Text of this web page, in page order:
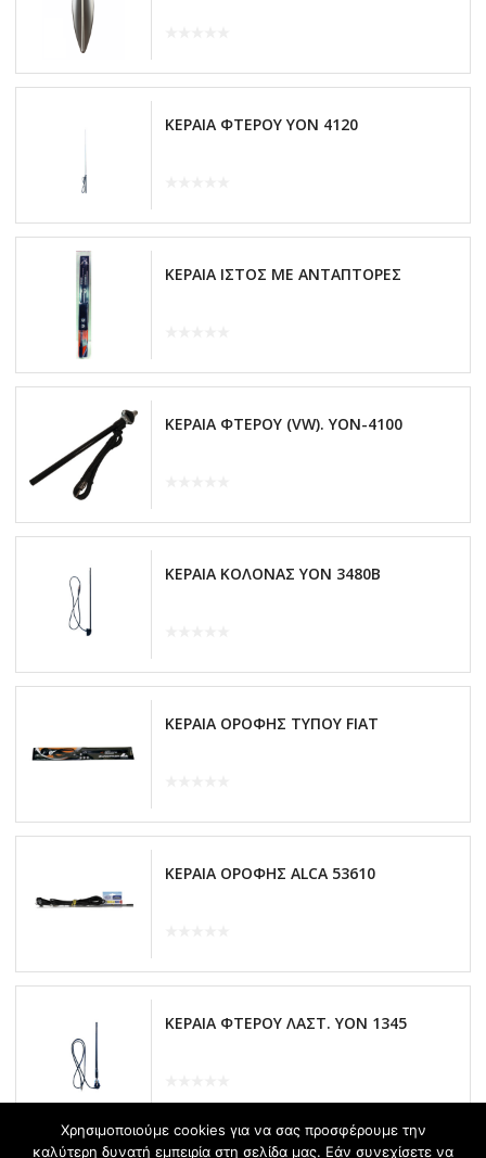
ΚΕΡΑΙΑ ΦΤΕΡΟΥ ΥΟΝ 4120
ΚΕΡΑΙΑ ΙΣΤΟΣ ΜΕ ΑΝΤΑΠΤΟΡΕΣ
ΚΕΡΑΙΑ ΦΤΕΡΟΥ (VW). YON-4100
ΚΕΡΑΙΑ ΚΟΛΟΝΑΣ ΥΟΝ 3480Β
ΚΕΡΑΙΑ ΟΡΟΦΗΣ ΤΥΠΟΥ FIAT
ΚΕΡΑΙΑ ΟΡΟΦΗΣ ALCA 53610
ΚΕΡΑΙΑ ΦΤΕΡΟΥ ΛΑΣΤ. ΥΟΝ 1345
Χρησιμοποιούμε cookies για να σας προσφέρουμε την
καλύτερη δυνατή εμπειρία στη σελίδα μας. Εάν συνεχίσετε να